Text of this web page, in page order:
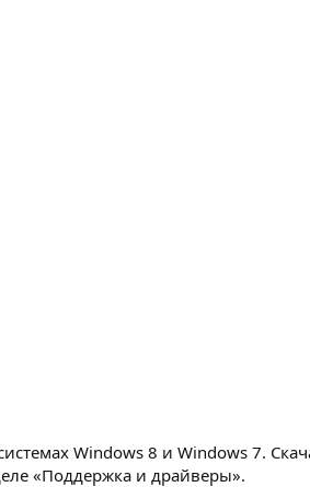
Windows 8 и Windows 7.
«Поддержка и драйверы».